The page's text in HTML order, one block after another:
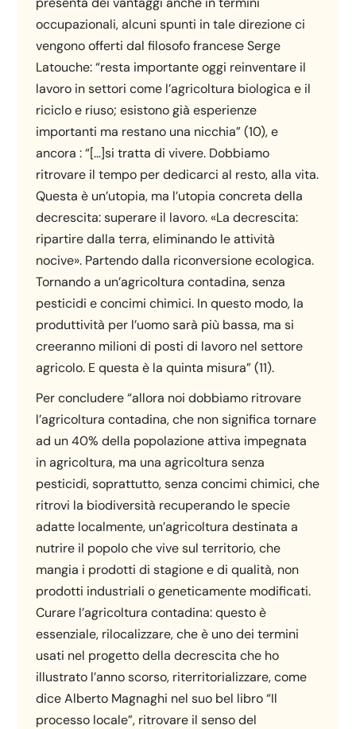
occupazionali, alcuni spunti in tale direzione ci
vengono offerti dal filosofo francese Serge
Latouche: “resta importante oggi reinventare il
lavoro in settori come l’agricoltura biologica e il
riciclo e riuso; esistono già esperienze
importanti ma restano una nicchia” (10), e
ancora : “[…]si tratta di vivere. Dobbiamo
ritrovare il tempo per dedicarci al resto, alla vita.
Questa è un’utopia, ma l’utopia concreta della
decrescita: superare il lavoro. «La decrescita:
ripartire dalla terra, eliminando le attività
nocive». Partendo dalla riconversione ecologica.
Tornando a un’agricoltura contadina, senza
pesticidi e concimi chimici. In questo modo, la
produttività per l’uomo sarà più bassa, ma si
creeranno milioni di posti di lavoro nel settore
agricolo. E questa è la quinta misura” (11).
Per concludere “allora noi dobbiamo ritrovare
l’agricoltura contadina, che non significa tornare
ad un 40% della popolazione attiva impegnata
in agricoltura, ma una agricoltura senza
pesticidi, soprattutto, senza concimi chimici, che
ritrovi la biodiversità recuperando le specie
adatte localmente, un’agricoltura destinata a
nutrire il popolo che vive sul territorio, che
mangia i prodotti di stagione e di qualità, non
prodotti industriali o geneticamente modificati.
Curare l’agricoltura contadina: questo è
essenziale, rilocalizzare, che è uno dei termini
usati nel progetto della decrescita che ho
illustrato l’anno scorso, riterritorializzare, come
dice Alberto Magnaghi nel suo bel libro “Il
processo locale”, ritrovare il senso del